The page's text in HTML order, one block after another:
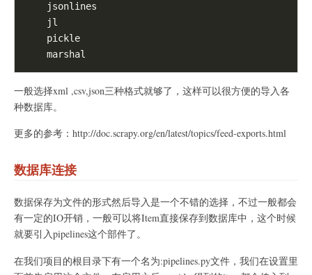
    jsonlines
    jl
    pickle
一般选择xml ,csv,json三种格式就够了，这样可以很方便的导入各
种数据库。
更多的参考：http://doc.scrapy.org/en/latest/topics/feed-exports.html
数据库连接
数据保存为文件的形式然后导入是一个不错的选择，不过一般都会
有一定的IO开销，一般可以将Item直接保存到数据库中，这个时候
就要引入pipelines这个部件了。
在我们项目的根目录下有一个名为:pipelines.py文件，我们在设置里